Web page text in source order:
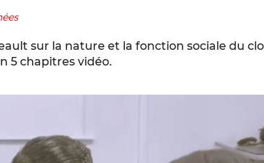
sur la nature et la fonction sociale du
5 chapitres vidéo.